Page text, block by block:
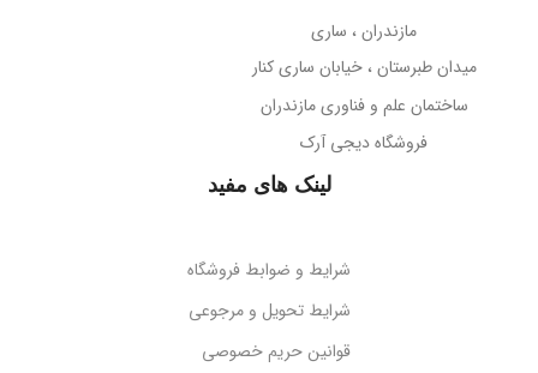
مازندران ، ساری
میدان طبرستان ، خیابان ساری کنار
ساختمان علم و فناوری مازندران
فروشگاه دیجی آرک
لینک های مفید
شرایط و ضوابط فروشگاه
شرایط تحویل و مرجوعی
قوانین حریم خصوصی